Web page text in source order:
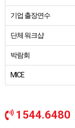
기업 출장연수
단체 워크샵
박람회
MICE
1544.6480